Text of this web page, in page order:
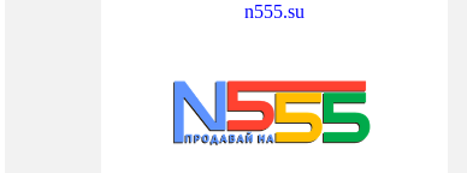
n555.su